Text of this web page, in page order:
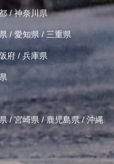
/神奈川県
/ 愛知県/ 三重県
府 / 兵庫県
/宮崎県 /鹿児島県/ 沖縄